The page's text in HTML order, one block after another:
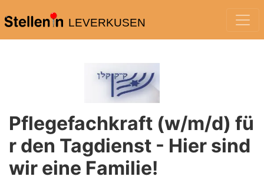
LEVERKUSEN
Pflegefachkraft (w/m/d) fü
r den Tagdienst - Hier sind
wir eine Familie!